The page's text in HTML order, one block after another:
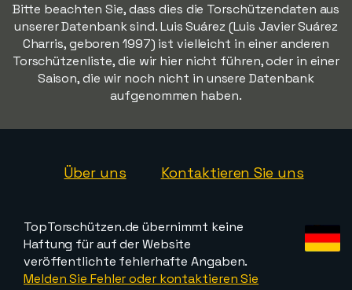
Bitte beachten Sie, dass dies die Torschützendaten aus
unserer Datenbank sind. Luis Suárez (Luis Javier Suárez
Charris, geboren 1997) ist vielleicht in einer anderen
Torschützenliste, die wir hier nicht führen, oder in einer
Saison, die wir noch nicht in unsere Datenbank
aufgenommen haben.
Über uns Kontaktieren Sie uns
TopTorschützen.de übernimmt keine
Haftung für auf der Website
veröffentlichte fehlerhafte Angaben.
Melden Sie Fehler oder kontaktieren Sie